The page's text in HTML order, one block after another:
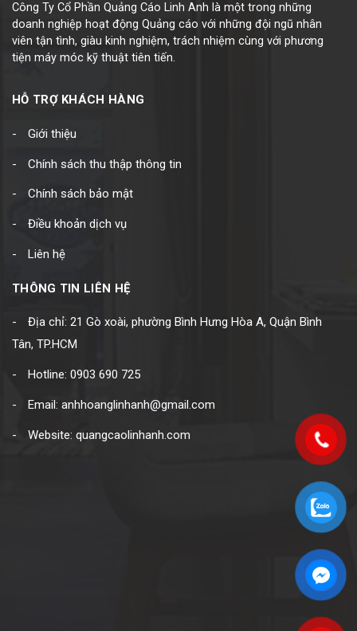
Công Ty Cổ Phần Quảng Cáo Linh Anh là một trong những
doanh nghiệp hoạt động Quảng cáo với những đội ngũ nhân
viên tận tình, giàu kinh nghiệm, trách nhiệm cùng với phương
tiện máy móc kỹ thuật tiên tiến.
HỖ TRỢ KHÁCH HÀNG
Giới thiệu
Chính sách thu thập thông tin
Chính sách bảo mật
Điều khoản dịch vụ
Liên hệ
THÔNG TIN LIÊN HỆ
Địa chỉ: 21 Gò xoài, phường Bình Hưng Hòa A, Quận Bình
Tân, TP.HCM
Hotline: 0903 690 725
Email: anhhoanglinhanh@gmail.com
Website: quangcaolinhanh.com